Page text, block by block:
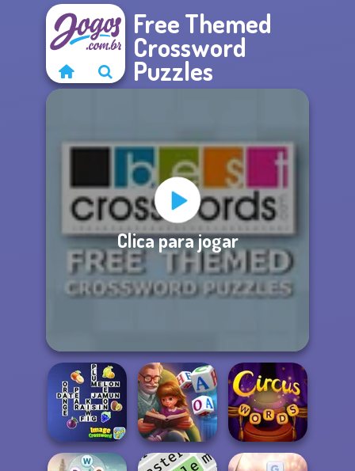
Free Themed
Crossword
Puzzles
Clica para jogar